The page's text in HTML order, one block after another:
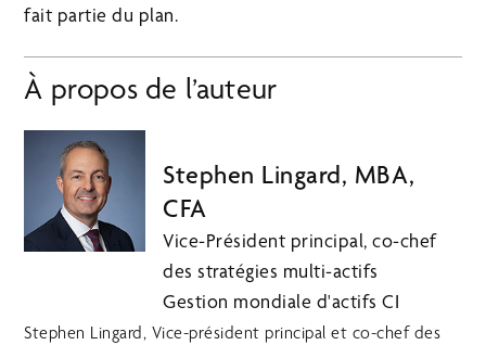
fait partie du plan.
À propos de l’auteur
Stephen Lingard, MBA,
CFA
Vice-Président principal, co-chef
des stratégies multi-actifs
Gestion mondiale d'actifs CI
Stephen Lingard, Vice-président principal et co-chef des